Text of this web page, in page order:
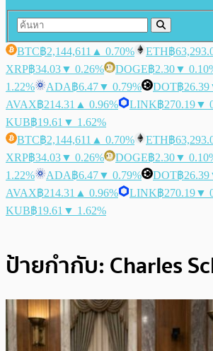
BTC฿2,144,611 ▲ 0.70% ETH฿
XRP฿34.03▼ 0.26% DOGE฿2.30▼
1.22%
ADA฿6.47▼ 0.79% DOT฿26.39
AVAX฿214.31 ▲ 0.96% LINK฿270.19▼
KUB฿19.61 ▼ 1.62%
BTC฿2,144,611 ▲ 0.70% ETH฿
XRP฿34.03▼ 0.26% DOGE฿2.30▼
1.22%
ADA฿6.47▼ 0.79% DOT฿26.39
AVAX฿214.31 ▲ 0.96% LINK฿270.19▼
KUB฿19.61 ▼ 1.62%
ป้ายกำกับ: Charles